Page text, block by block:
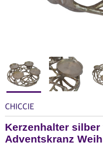
Kerzenhalter
Adventskranz